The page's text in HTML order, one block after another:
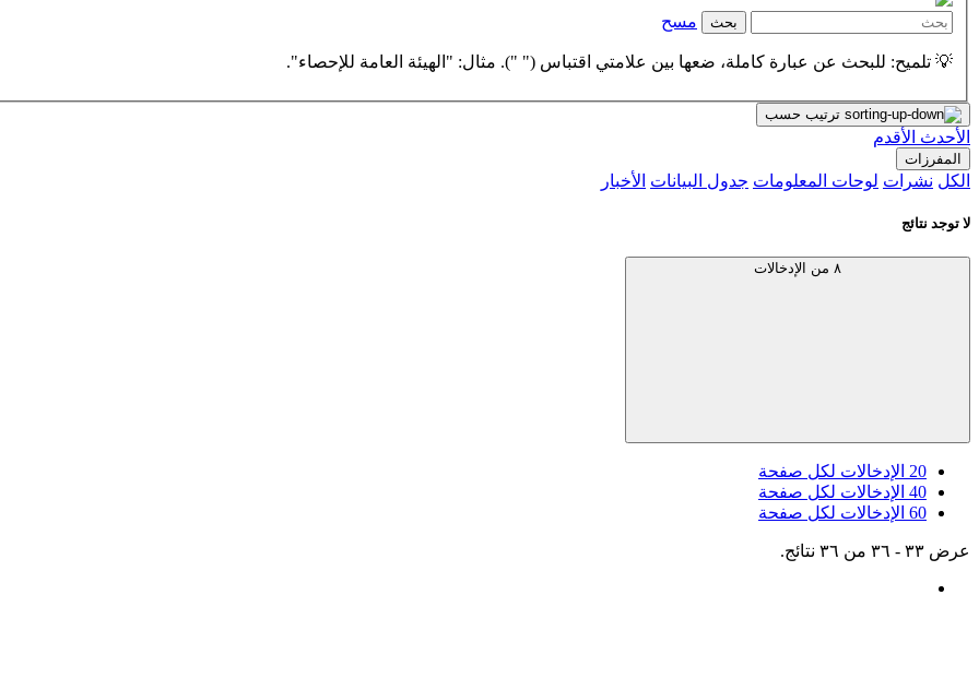
بحث مسح
💡 تلميح: للبحث عن عبارة كاملة، ضعها بين علامتي اقتباس (" "). مثال: "الهيئة العامة للإحصاء".
ترتيب حسب
الأحدث الأقدم
المفرزات
الكل نشرات لوحات المعلومات جدول البيانات الأخبار
لا توجد نتائج
٨ من الإدخالات
20 الإدخالات لكل صفحة
40 الإدخالات لكل صفحة
60 الإدخالات لكل صفحة
عرض ٣٣ - ٣٦ من ٣٦ نتائج.